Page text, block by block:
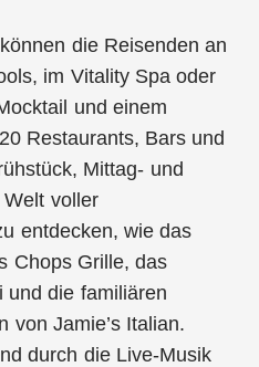
die Reisenden an
im Vitality Spa oder
und einem
Restaurants, Bars und
Mittag- und
voller
entdecken, wie das
Chops Grille, das
und die familiären
von Jamie’s Italian.
durch die Live-Musik